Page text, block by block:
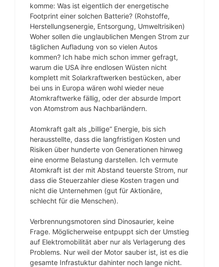
komme: Was ist eigentlich der energetische
Footprint einer solchen Batterie? (Rohstoffe,
Herstellungsenergie, Entsorgung, Umweltrisiken)
Woher sollen die unglaublichen Mengen Strom zur
täglichen Aufladung von so vielen Autos
kommen? Ich habe mich schon immer gefragt,
warum die USA ihre endlosen Wüsten nicht
komplett mit Solarkraftwerken bestücken, aber
bei uns in Europa wären wohl wieder neue
Atomkraftwerke fällig, oder der absurde Import
von Atomstrom aus Nachbarländern.
Atomkraft galt als „billige“ Energie, bis sich
herausstellte, dass die langfristigen Kosten und
Risiken über hunderte von Generationen hinweg
eine enorme Belastung darstellen. Ich vermute
Atomkraft ist der mit Abstand teuerste Strom, nur
dass die Steuerzahler diese Kosten tragen und
nicht die Unternehmen (gut für Aktionäre,
schlecht für die Menschen).
Verbrennungsmotoren sind Dinosaurier, keine
Frage. Möglicherweise entpuppt sich der Umstieg
auf Elektromobilität aber nur als Verlagerung des
Problems. Nur weil der Motor sauber ist, ist es die
gesamte Infrastuktur dahinter noch lange nicht.